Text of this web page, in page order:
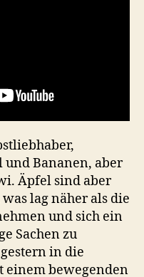
und Bananen, aber
Äpfel sind aber
lag näher als die
und sich ein
Sachen zu
in die
einem bewegenden